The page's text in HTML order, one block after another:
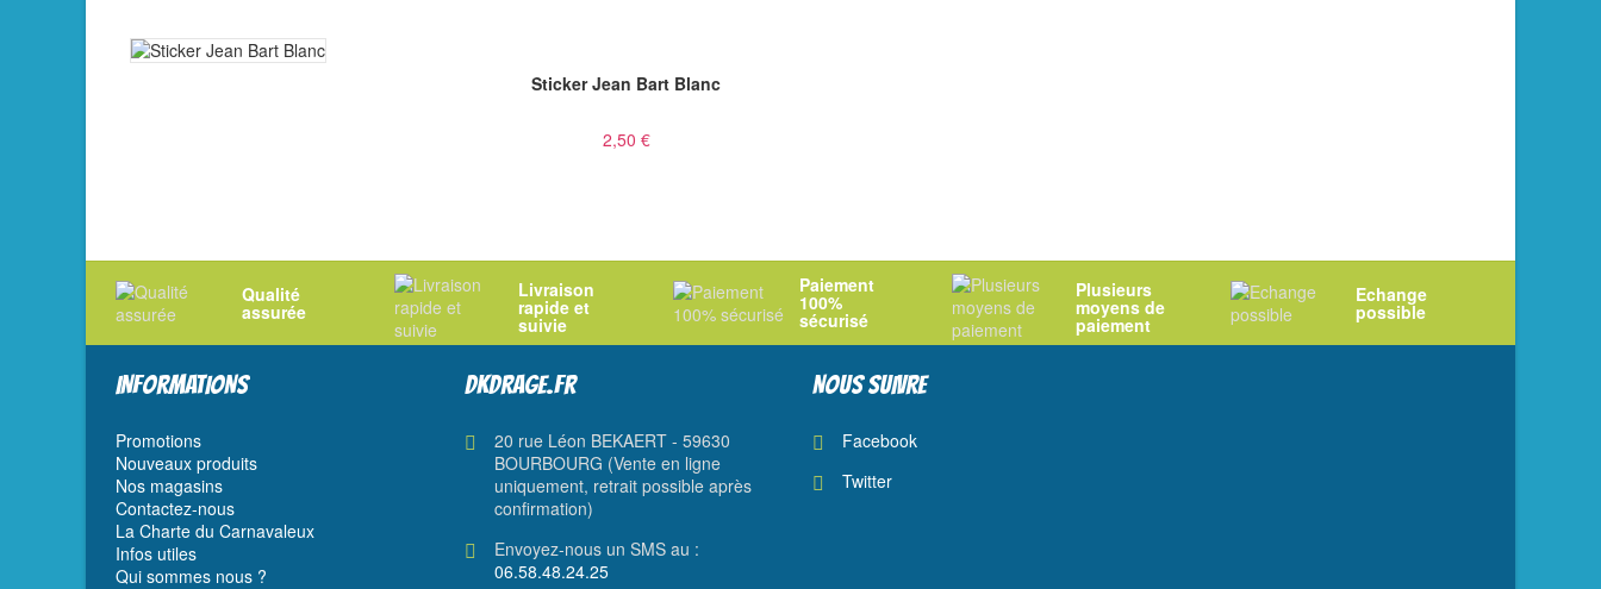
Sticker Jean Bart Blanc
2,50 €
Qualité
assurée
Livraison
rapide et
suivie
Paiement
100%
sécurisé
Plusieurs
moyens de
paiement
Echange
possible
INFORMATIONS
Promotions
Nouveaux produits
Nos magasins
Contactez-nous
La Charte du Carnavaleux
Infos utiles
Qui sommes nous ?
DKDRAGE.FR
20 rue Léon BEKAERT - 59630
BOURBOURG (Vente en ligne
uniquement, retrait possible après
confirmation)
Envoyez-nous un SMS au :
06.58.48.24.25
NOUS SUIVRE
Facebook
Twitter